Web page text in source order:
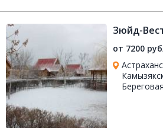
Зюйд-
от 7200
Береговая